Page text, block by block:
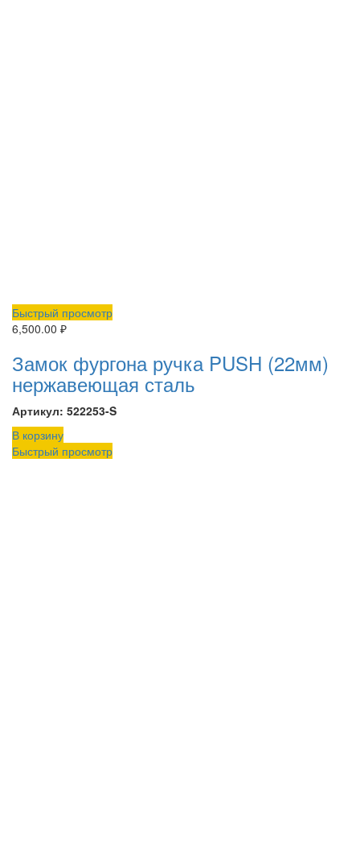
Быстрый просмотр
6,500.00 ₽
Замок фургона ручка PUSH (22мм)
нержавеющая сталь
Артикул: 522253-S
В корзину
Быстрый просмотр